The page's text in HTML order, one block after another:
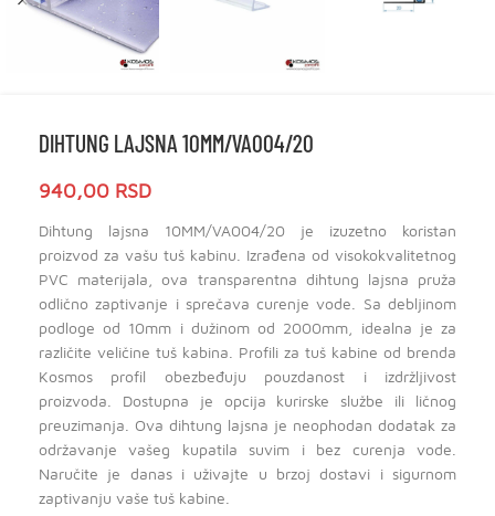
DIHTUNG LAJSNA 10MM/VA004/20
940,00 RSD
Dihtung lajsna 10MM/VA004/20 je izuzetno koristan
proizvod za vašu tuš kabinu. Izrađena od visokokvalitetnog
PVC materijala, ova transparentna dihtung lajsna pruža
odlično zaptivanje i sprečava curenje vode. Sa debljinom
podloge od 10mm i dužinom od 2000mm, idealna je za
različite veličine tuš kabina. Profili za tuš kabine od brenda
Kosmos profil obezbeđuju pouzdanost i izdržljivost
proizvoda. Dostupna je opcija kurirske službe ili ličnog
preuzimanja. Ova dihtung lajsna je neophodan dodatak za
održavanje vašeg kupatila suvim i bez curenja vode.
Naručite je danas i uživajte u brzoj dostavi i sigurnom
zaptivanju vaše tuš kabine.